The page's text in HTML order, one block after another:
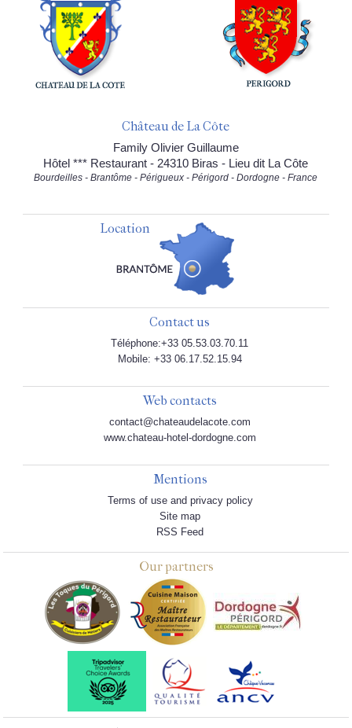
Château de La Côte
Family Olivier Guillaume
Hôtel *** Restaurant - 24310 Biras - Lieu dit La Côte
Bourdeilles - Brantôme - Périgueux - Périgord - Dordogne - France
Location
Contact us
Téléphone:+33 05.53.03.70.11
Mobile: +33 06.17.52.15.94
Web contacts
contact@chateaudelacote.com
www.chateau-hotel-dordogne.com
Mentions
Terms of use and privacy policy
Site map
RSS Feed
Our partners